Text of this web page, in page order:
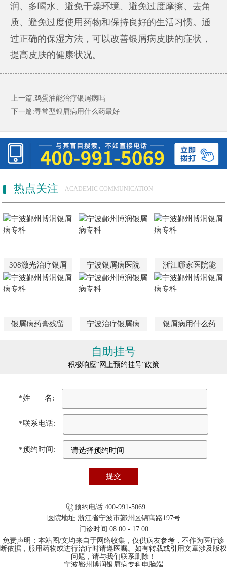
润、多喝水、避免干燥环境、避免过度摩擦、去角
质、避免过度使用药物和保持良好的生活习惯。通
过正确的保湿方法，可以改善银屑病皮肤的症状，
提高皮肤的健康状况。
上一篇:鸡蛋油能治疗银屑病吗
下一篇:寻常型银屑病用什么药最好
热点关注 ACADEMIC COMMUNICATION
308激光治疗银屑 宁波银屑病医院 浙江哪家医院能
银屑病药膏残留 宁波治疗银屑病 银屑病用什么药
自助挂号
积极响应“网上预约挂号”政策
*姓 名:
*联系电话:
*预约时间:
预约电话:400-991-5069
医院地址:浙江省宁波市鄞州区锦寓路197号
门诊时间:08:00 - 17:00
免责声明：本站图/文均来自于网络收集，仅供病友参考，不作为医疗诊
断依据，服用药物或进行治疗时请遵医嘱。如有转载或引用文章涉及版权
问题，请与我们联系删除！
宁波鄞州博润银屑病专科电脑端